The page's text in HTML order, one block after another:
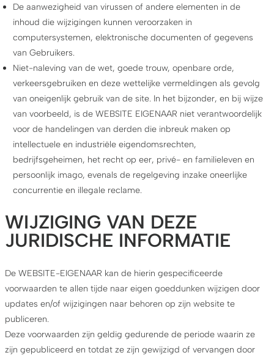
De aanwezigheid van virussen of andere elementen in de
inhoud die wijzigingen kunnen veroorzaken in
computersystemen, elektronische documenten of gegevens
van Gebruikers.
Niet-naleving van de wet, goede trouw, openbare orde,
verkeersgebruiken en deze wettelijke vermeldingen als gevolg
van oneigenlijk gebruik van de site. In het bijzonder, en bij wijze
van voorbeeld, is de WEBSITE EIGENAAR niet verantwoordelijk
voor de handelingen van derden die inbreuk maken op
intellectuele en industriële eigendomsrechten,
bedrijfsgeheimen, het recht op eer, privé- en familieleven en
persoonlijk imago, evenals de regelgeving inzake oneerlijke
concurrentie en illegale reclame.
WIJZIGING VAN DEZE
JURIDISCHE INFORMATIE
De WEBSITE-EIGENAAR kan de hierin gespecificeerde
voorwaarden te allen tijde naar eigen goeddunken wijzigen door
updates en/of wijzigingen naar behoren op zijn website te
publiceren.
Deze voorwaarden zijn geldig gedurende de periode waarin ze
zijn gepubliceerd en totdat ze zijn gewijzigd of vervangen door